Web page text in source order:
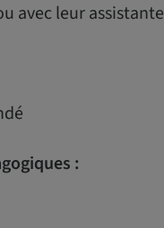
avec leur assistante
: